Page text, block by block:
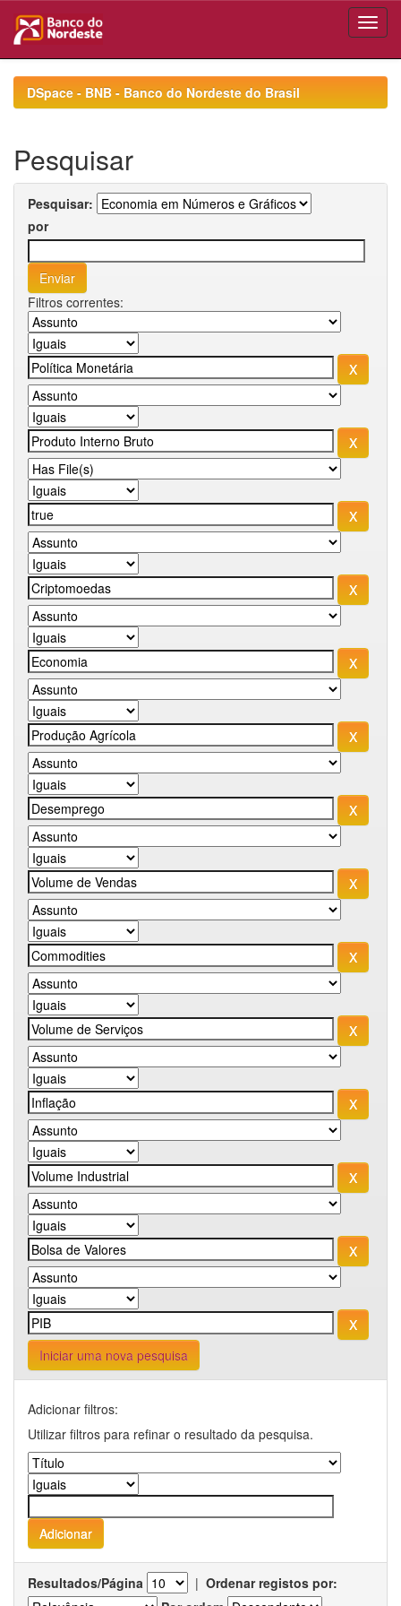
navigationDSpace - BNB - Banco do Nordeste do Brasil
Pesquisar
Pesquisar:
por
Filtros correntes:
Iniciar uma nova pesquisa
Adicionar filtros:
Utilizar filtros para refinar o resultado da pesquisa.
Resultados/Página | Ordenar registos por: